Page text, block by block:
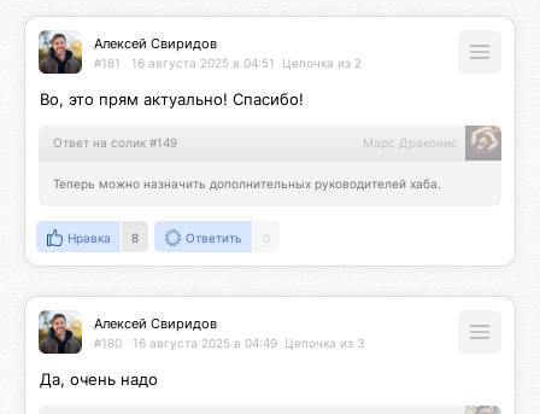
Алексей Свиридов
#181 16 августа 2025 в 04:51 Цепочка из 2
Во, это прям актуально! Спасибо!
Ответ на солик #149 Марс Драконис
Теперь можно назначить дополнительных руководителей хаба.
Нравка 8 Ответить 0
Алексей Свиридов
#180 16 августа 2025 в 04:49 Цепочка из 3
Да, очень надо